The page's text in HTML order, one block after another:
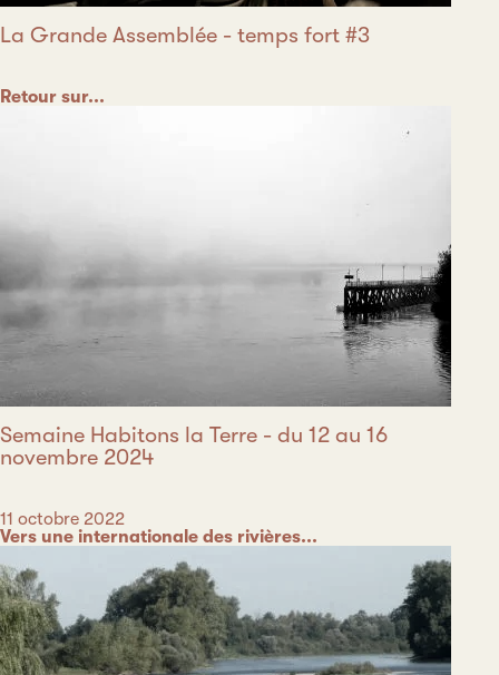
La Grande Assemblée - temps fort #3
Catégorie
Retour sur...
Semaine Habitons la Terre - du 12 au 16
novembre 2024
Date
11 octobre 2022
Catégorie
Vers une internationale des rivières...